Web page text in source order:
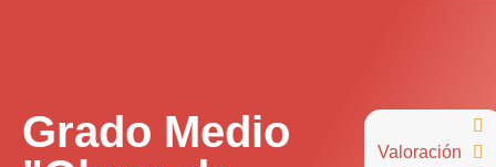
Grado Medio
Valoración

